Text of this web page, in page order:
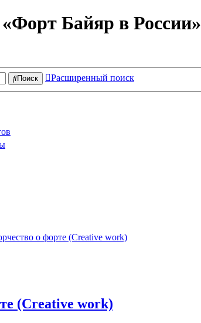
Байяр в России»
Поиск Расширенный поиск
о форте (Creative work)
(Creative work)